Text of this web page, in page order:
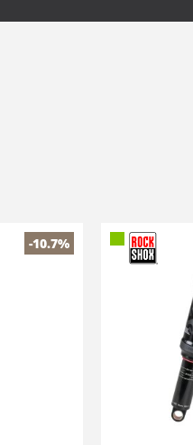
-10.7%